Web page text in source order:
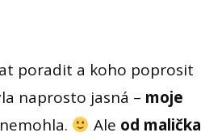
poradit a koho poprosit
naprosto jasná – moje
Ale od malička